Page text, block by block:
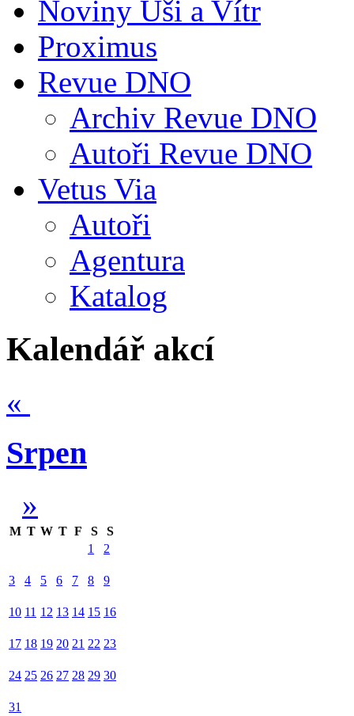
Noviny Uši a Vítr
Proximus
Revue DNO
Archiv Revue DNO
Autoři Revue DNO
Vetus Via
Autoři
Agentura
Katalog
Kalendář akcí
«
Srpen
»
M T W T F S
S
1
2
3 4 5 6 7 8 9
10 11 12 13 14 15 16
17 18 19 20 21 22 23
24 25 26 27 28 29 30
31